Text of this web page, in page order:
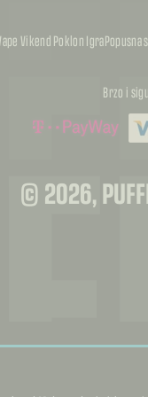
Vikend Poklon IgraPopusna
Brzo i
© 2026,